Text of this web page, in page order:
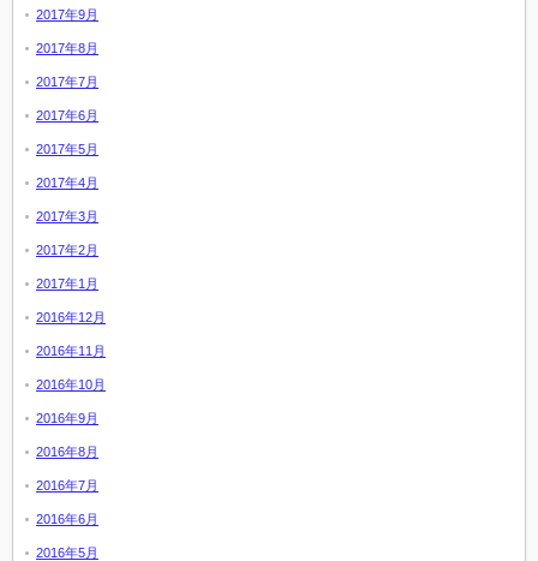
2017年9月
2017年8月
2017年7月
2017年6月
2017年5月
2017年4月
2017年3月
2017年2月
2017年1月
2016年12月
2016年11月
2016年10月
2016年9月
2016年8月
2016年7月
2016年6月
2016年5月